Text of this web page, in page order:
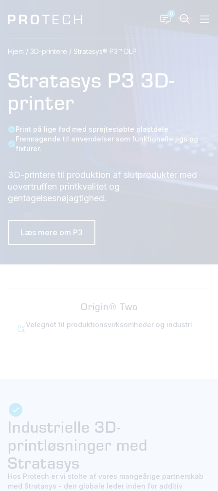
0
Hjem / 3D-printere / Stratasys® P3™ DLP
Stratasys P3 3D-
printer
Print på lige fod med sprøjtestøbte plastdele.
Fremragende til anvendelser som funktionelle jigs og
fixturer.
3D-printere til produktion af slutprodukter med
uovertruffen printkvalitet og
gentagelsesnøjagtighed.
Læs mere om P3
Origin® Two
Velegnet til produktionsvirksomheder og industri
Industrielle 3D-
printløsninger med
Stratasys
Hos Protech er vi stolte af vores mangeårige partnerskab
med Stratasys - den globale leder inden for additiv